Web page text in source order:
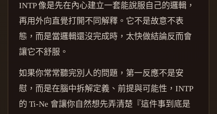
INTP 像是先在內心建立一套能說服自己的邏輯，
再用外向直覺打開不同解釋。它不是故意不表
態，而是當邏輯還沒完成時，太快做結論反而會
讓它不舒服。
如果你常常聽完別人的問題，第一反應不是安
慰，而是在腦中拆解定義、前提與可能性，INTP
的 Ti-Ne 會讓你自然想先弄清楚『這件事到底是